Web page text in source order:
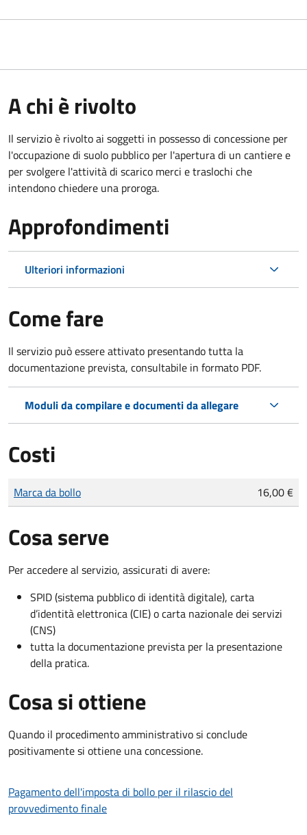
A chi è rivolto
Il servizio è rivolto ai soggetti in possesso di concessione per
l'occupazione di suolo pubblico per l'apertura di un cantiere e
per svolgere l'attività di scarico merci e traslochi che
intendono chiedere una proroga.
Approfondimenti
Ulteriori informazioni
Come fare
Il servizio può essere attivato presentando tutta la
documentazione prevista, consultabile in formato PDF.
Moduli da compilare e documenti da allegare
Costi
Tipo di pagamento
Importo
Marca da bollo 16,00 €
Cosa serve
Per accedere al servizio, assicurati di avere:
SPID (sistema pubblico di identità digitale), carta
d’identità elettronica (CIE) o carta nazionale dei servizi
(CNS)
tutta la documentazione prevista per la presentazione
della pratica.
Cosa si ottiene
Quando il procedimento amministrativo si conclude
positivamente si ottiene una concessione.
Pagamento dell'imposta di bollo per il rilascio del
provvedimento finale